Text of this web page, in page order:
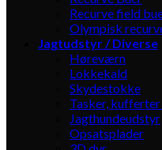
Recurve field
Olympisk
Jagtudstyr / Diverse
Høreværn
Lokkekald
Skydestokke
Tasker,
Jagthundeudstyr
Opsatsplader